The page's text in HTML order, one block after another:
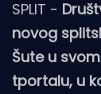
SPLIT -
novog
Šute u
tportalu, u